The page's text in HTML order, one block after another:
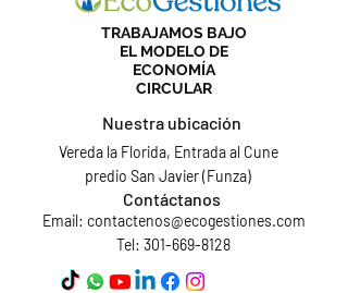
TRABAJAMOS BAJO
EL MODELO DE
ECONOMÍA
CIRCULAR
Nuestra ubicación
Vereda la Florida, Entrada al Cune
predio San Javier (Funza)
Contáctanos
Email: contactenos@ecogestiones.com
Tel: 301-669-8128